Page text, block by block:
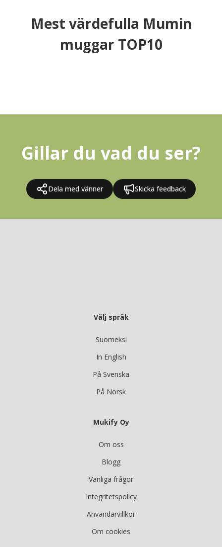
Mest värdefulla Mumin
muggar TOP10
Gillar du vad du ser?
Dela med vänner Skicka feedback
Välj språk
Suomeksi
In English
På Svenska
På Norsk
Mukify Oy
Om oss
Blogg
Vanliga frågor
Integritetspolicy
Användarvillkor
Om cookies